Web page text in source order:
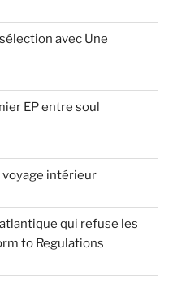
avec Une
EP entre soul
voyage intérieur
qui refuse les
to Regulations